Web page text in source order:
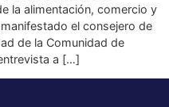
la alimentación, comercio y
el consejero de
de la Comunidad de
a […]